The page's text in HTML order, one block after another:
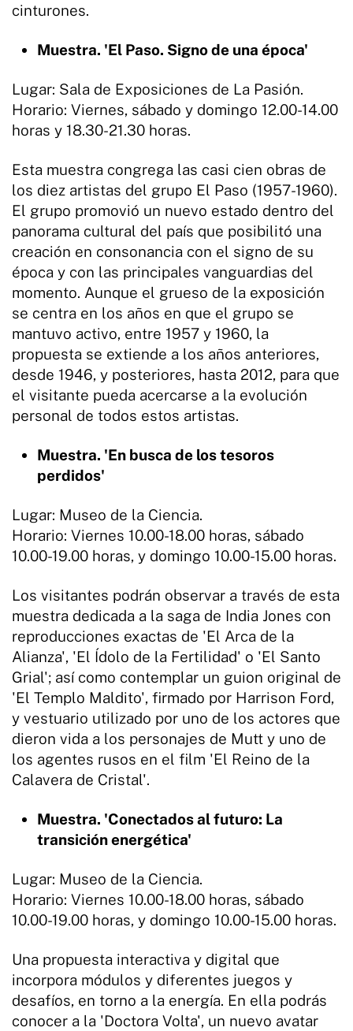
cinturones.
Muestra. 'El Paso. Signo de una época'
Lugar: Sala de Exposiciones de La Pasión.
Horario: Viernes, sábado y domingo 12.00-14.00
horas y 18.30-21.30 horas.
Esta muestra congrega las casi cien obras de
los diez artistas del grupo El Paso (1957-1960).
El grupo promovió un nuevo estado dentro del
panorama cultural del país que posibilitó una
creación en consonancia con el signo de su
época y con las principales vanguardias del
momento. Aunque el grueso de la exposición
se centra en los años en que el grupo se
mantuvo activo, entre 1957 y 1960, la
propuesta se extiende a los años anteriores,
desde 1946, y posteriores, hasta 2012, para que
el visitante pueda acercarse a la evolución
personal de todos estos artistas.
Muestra. 'En busca de los tesoros
perdidos'
Lugar: Museo de la Ciencia.
Horario: Viernes 10.00-18.00 horas, sábado
10.00-19.00 horas, y domingo 10.00-15.00 horas.
Los visitantes podrán observar a través de esta
muestra dedicada a la saga de India Jones con
reproducciones exactas de 'El Arca de la
Alianza', 'El Ídolo de la Fertilidad' o 'El Santo
Grial'; así como contemplar un guion original de
'El Templo Maldito', firmado por Harrison Ford,
y vestuario utilizado por uno de los actores que
dieron vida a los personajes de Mutt y uno de
los agentes rusos en el film 'El Reino de la
Calavera de Cristal'.
Muestra. 'Conectados al futuro: La
transición energética'
Lugar: Museo de la Ciencia.
Horario: Viernes 10.00-18.00 horas, sábado
10.00-19.00 horas, y domingo 10.00-15.00 horas.
Una propuesta interactiva y digital que
incorpora módulos y diferentes juegos y
desafíos, en torno a la energía. En ella podrás
conocer a la 'Doctora Volta', un nuevo avatar